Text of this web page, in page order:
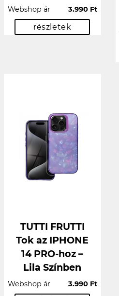
Webshop ár 3.990 Ft
részletek
TUTTI FRUTTI
Tok az IPHONE
14 PRO-hoz –
Lila Színben
Webshop ár 3.990 Ft